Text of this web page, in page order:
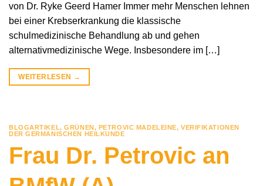
von Dr. Ryke Geerd Hamer Immer mehr Menschen lehnen
bei einer Krebserkrankung die klassische
schulmedizinische Behandlung ab und gehen
alternativmedizinische Wege. Insbesondere im […]
WEITERLESEN →
BLOGARTIKEL,GRÜNEN, PETROVIC MADELEINE,VERIFIKATIONEN
DER GERMANISCHEN HEILKUNDE
Frau Dr. Petrovic an